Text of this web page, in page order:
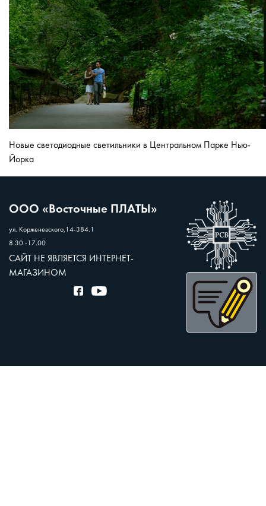
Новые светодиодные светильники в Центральном Парке Нью-
Йорка
ООО «Восточные ПЛАТЫ»
ул. Корженевского,14-384.1
8.30 -17.00
САЙТ НЕ ЯВЛЯЕТСЯ ИНТЕРНЕТ-
МАГАЗИНОМ